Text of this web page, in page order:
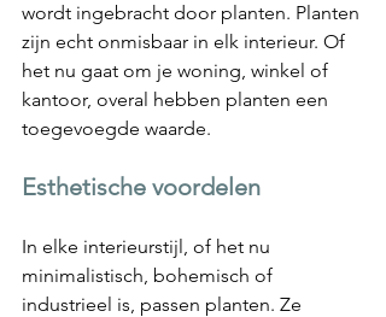
wordt ingebracht door planten. Planten
zijn echt onmisbaar in elk interieur. Of
het nu gaat om je woning, winkel of
kantoor, overal hebben planten een
toegevoegde waarde.
Esthetische voordelen
In elke interieurstijl, of het nu
minimalistisch, bohemisch of
industrieel is, passen planten. Ze